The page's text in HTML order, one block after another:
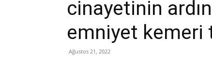
cinayetinin
emniyet kemeri
Ağustos 21, 2022